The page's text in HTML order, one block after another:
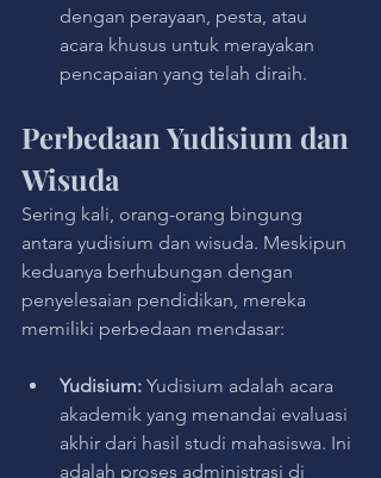
dengan perayaan, pesta, atau
acara khusus untuk merayakan
pencapaian yang telah diraih.
Perbedaan Yudisium dan
Wisuda
Sering kali, orang-orang bingung
antara yudisium dan wisuda. Meskipun
keduanya berhubungan dengan
penyelesaian pendidikan, mereka
memiliki perbedaan mendasar:
Yudisium: Yudisium adalah acara
akademik yang menandai evaluasi
akhir dari hasil studi mahasiswa. Ini
adalah proses administrasi di